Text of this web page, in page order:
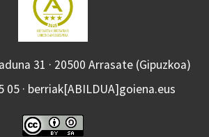
31 · 20500 Arrasate (Gipuzkoa)
05 · berriak[ABILDUA]goiena.eus